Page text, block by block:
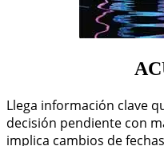
Llega información clave
decisión pendiente con
implica cambios de